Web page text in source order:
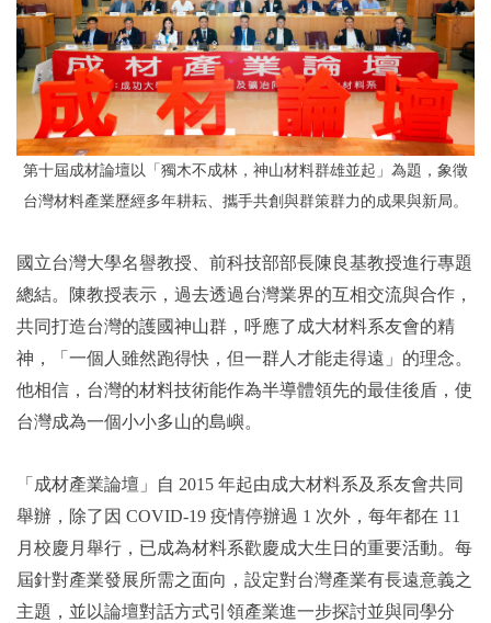
第十屆成材論壇以「獨木不成林，神山材料群雄並起」為題，象徵
台灣材料產業歷經多年耕耘、攜手共創與群策群力的成果與新局。
國立台灣大學名譽教授、前科技部部長陳良基教授進行專題
總結。陳教授表示，過去透過台灣業界的互相交流與合作，
共同打造台灣的護國神山群，呼應了成大材料系友會的精
神，「一個人雖然跑得快，但一群人才能走得遠」的理念。
他相信，台灣的材料技術能作為半導體領先的最佳後盾，使
台灣成為一個小小多山的島嶼。
「成材產業論壇」自 2015 年起由成大材料系及系友會共同
舉辦，除了因 COVID-19 疫情停辦過 1 次外，每年都在 11
月校慶月舉行，已成為材料系歡慶成大生日的重要活動。每
屆針對產業發展所需之面向，設定對台灣產業有長遠意義之
主題，並以論壇對話方式引領產業進一步探討並與同學分